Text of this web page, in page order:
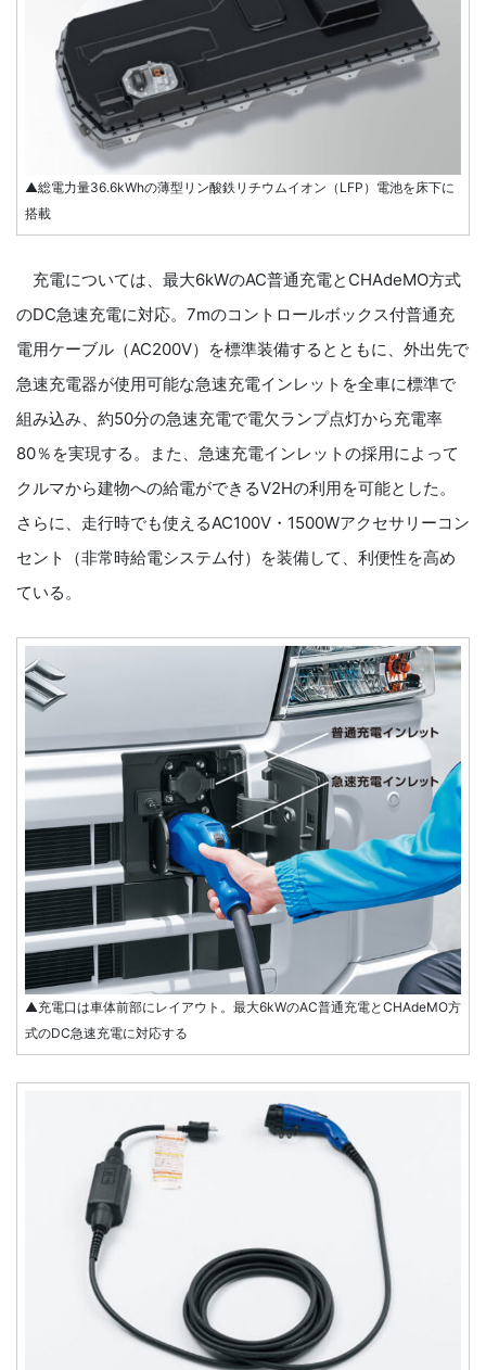
▲総電力量36.6kWhの薄型リン酸鉄リチウムイオン（LFP）電池を床下に
搭載
充電については、最大6kWのAC普通充電とCHAdeMO方式
のDC急速充電に対応。7mのコントロールボックス付普通充
電用ケーブル（AC200V）を標準装備するとともに、外出先で
急速充電器が使用可能な急速充電インレットを全車に標準で
組み込み、約50分の急速充電で電欠ランプ点灯から充電率
80％を実現する。また、急速充電インレットの採用によって
クルマから建物への給電ができるV2Hの利用を可能とした。
さらに、走行時でも使えるAC100V・1500Wアクセサリーコン
セント（非常時給電システム付）を装備して、利便性を高め
ている。
▲充電口は車体前部にレイアウト。最大6kWのAC普通充電とCHAdeMO方
式のDC急速充電に対応する